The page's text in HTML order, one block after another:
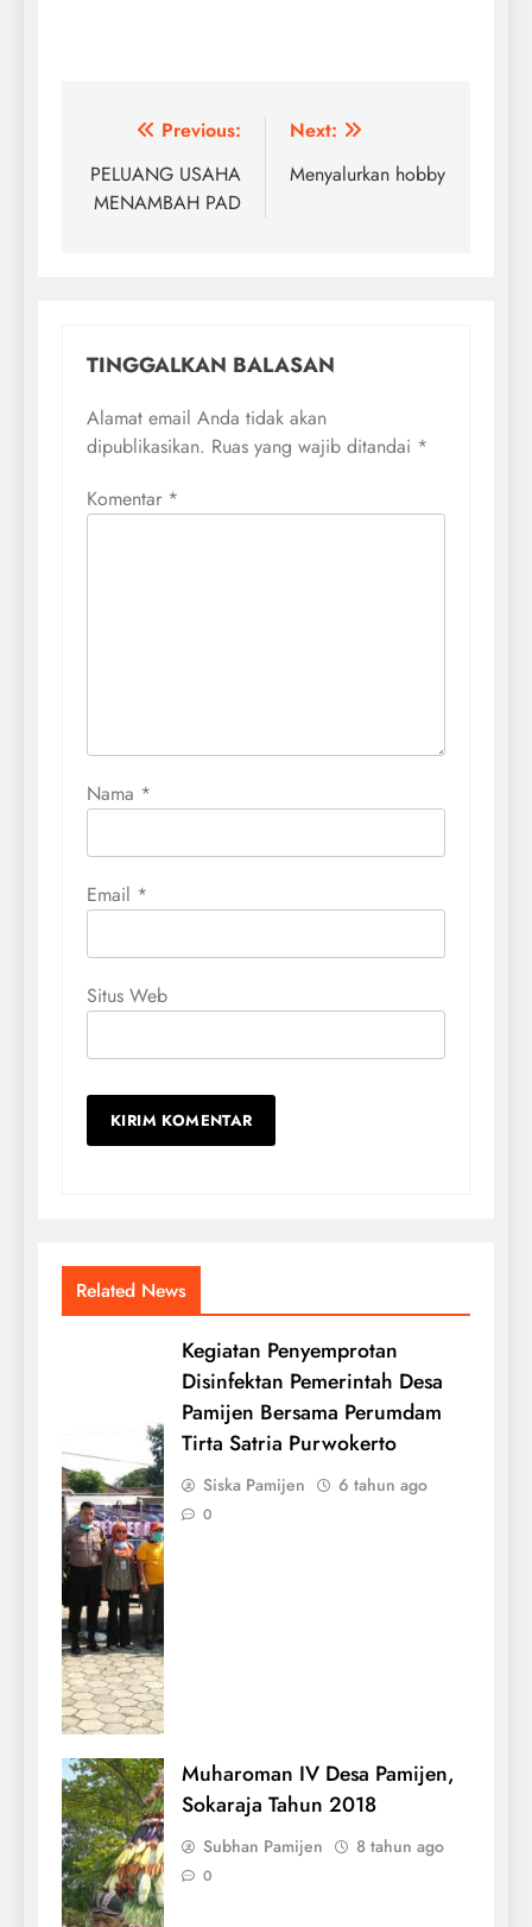
Navigasi
pos
Previous:
PELUANG USAHA
MENAMBAH PAD
Next:
Menyalurkan hobby
TINGGALKAN BALASAN
Alamat email Anda tidak akan
dipublikasikan. Ruas yang wajib ditandai *
Komentar *
Nama *
Email *
Situs Web
Related News
Kegiatan Penyemprotan
Disinfektan Pemerintah Desa
Pamijen Bersama Perumdam
Tirta Satria Purwokerto
Siska Pamijen 6 tahun ago
0
Muharoman IV Desa Pamijen,
Sokaraja Tahun 2018
Subhan Pamijen 8 tahun ago
0